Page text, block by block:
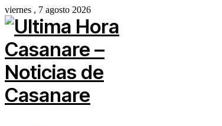
viernes , 7 agosto 2026